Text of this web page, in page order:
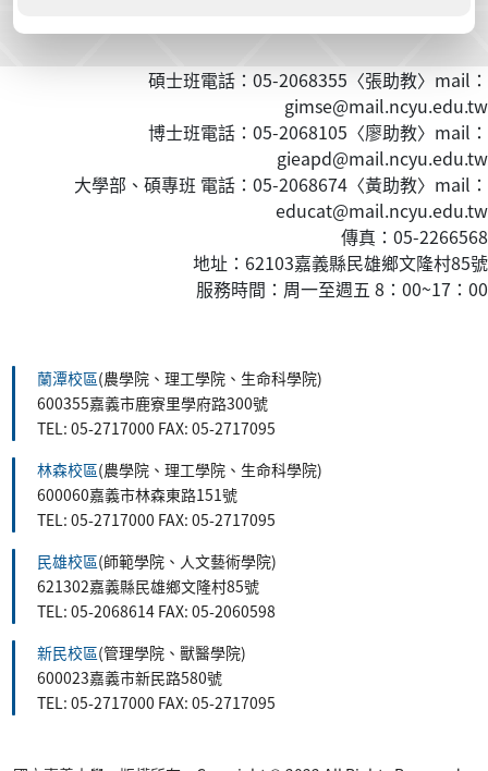
碩士班電話：05-2068355〈張助教〉mail：
gimse@mail.ncyu.edu.tw
博士班電話：05-2068105〈廖助教〉mail：
gieapd@mail.ncyu.edu.tw
大學部、碩專班 電話：05-2068674〈黃助教〉mail：
educat@mail.ncyu.edu.tw
傳真：05-2266568
地址：62103嘉義縣民雄鄉文隆村85號
服務時間：周一至週五 8：00~17：00
蘭潭校區(農學院、理工學院、生命科學院)
600355嘉義市鹿寮里學府路300號
TEL: 05-2717000 FAX: 05-2717095
林森校區(農學院、理工學院、生命科學院)
600060嘉義市林森東路151號
TEL: 05-2717000 FAX: 05-2717095
民雄校區(師範學院、人文藝術學院)
621302嘉義縣民雄鄉文隆村85號
TEL: 05-2068614 FAX: 05-2060598
新民校區(管理學院、獸醫學院)
600023嘉義市新民路580號
TEL: 05-2717000 FAX: 05-2717095